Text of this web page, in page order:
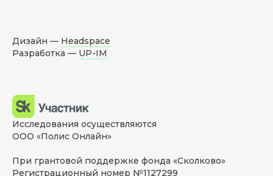
Дизайн — Headspace
Разработка — UP-IM
Исследования осуществляются
ООО «Полис Онлайн»
При грантовой поддержке фонда «Сколково»
Регистрационный номер №1127299